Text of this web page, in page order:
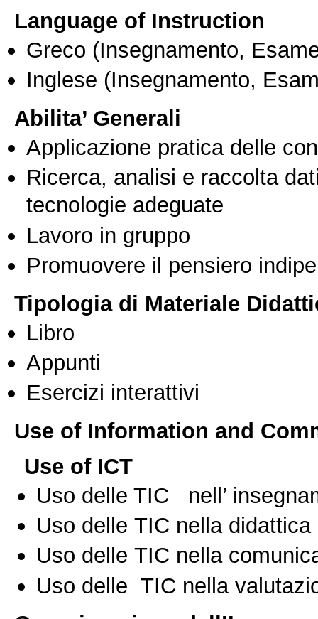
Language of Instruction
Greco (Insegnamento,
Inglese (Insegnamento,
Abilita’ Generali
Applicazione pratica delle
Ricerca, analisi e raccolta
tecnologie adeguate
Lavoro in gruppo
Promuovere il pensiero
Tipologia di Materiale
Libro
Appunti
Esercizi interattivi
Use of Information and
Use of ICT
Uso delle TIC nell’
Uso delle TIC nella
Uso delle TIC nella
Uso delle TIC nella